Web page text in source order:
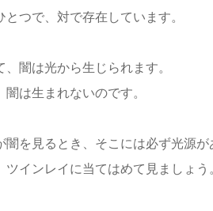
つで、対で存在しています。
闇は光から生じられます。
は生まれないのです。
闇を見るとき、そこには必ず光源が
ツインレイに当てはめて見ましょう